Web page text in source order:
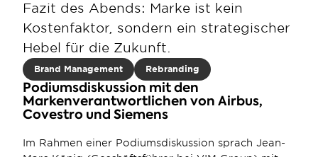
Fazit des Abends: Marke ist kein
Kostenfaktor, sondern ein strategischer
Hebel für die Zukunft.
Brand Management Rebranding
Podiumsdiskussion mit den
Markenverantwortlichen von Airbus,
Covestro und Siemens
Im Rahmen einer Podiumsdiskussion sprach Jean-